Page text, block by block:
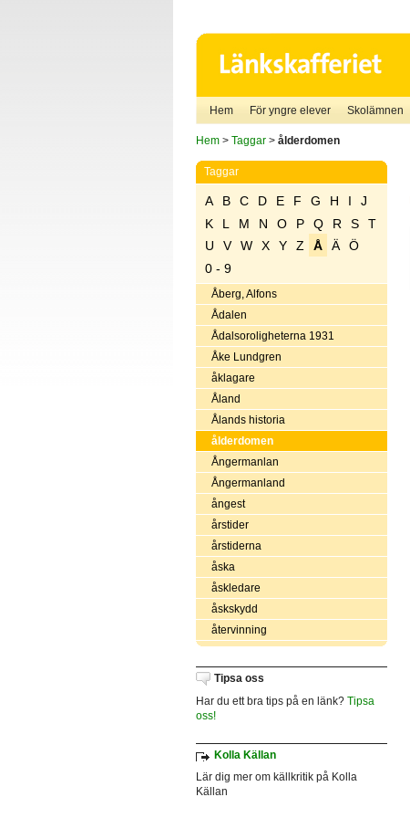
Hem För yngre elever Skolämnen
Hem> Taggar> ålderdomen
Taggar
A B C D E F G H I
J
K
L M N O P Q R S
T
U
V W X Y Z Å Ä
Ö
0 - 9
Åberg, Alfons
Ådalen
Ådalsoroligheterna 1931
Åke Lundgren
åklagare
Åland
Ålands historia
ålderdomen
Ångermanlan
Ångermanland
ångest
årstider
årstiderna
åska
åskledare
åskskydd
återvinning
Tipsa oss
Har du ett bra tips på en länk? Tipsa
oss!
Kolla Källan
Lär dig mer om källkritik på Kolla
Källan